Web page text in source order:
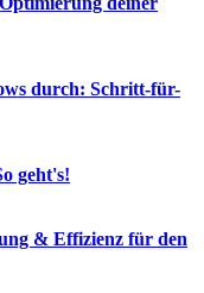
durch: Schritt-für-
geht's!
& Effizienz für den